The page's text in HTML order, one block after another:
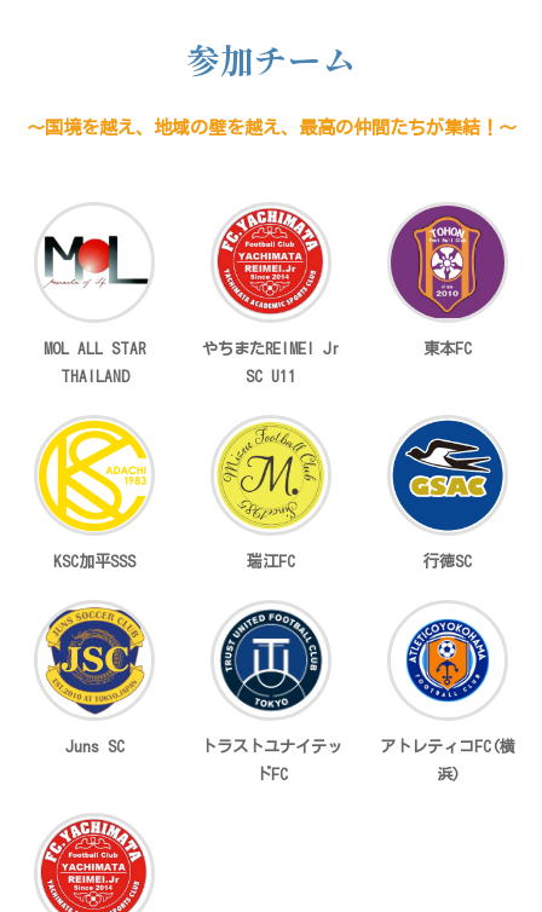
参加チーム
～国境を越え、地域の壁を越え、最高の仲間たちが集結！～
MOL ALL STAR
THAILAND
やちまたREIMEI Jr
SC U11
東本FC
KSC加平SSS 瑞江FC 行徳SC
Juns SC
トラストユナイテッ
ドFC
アトレティコFC(横
浜)